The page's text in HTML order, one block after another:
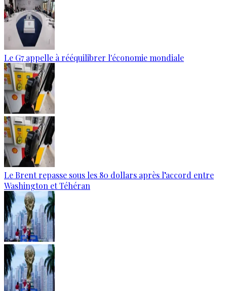
Le G7 appelle à rééquilibrer l'économie mondiale
Le Brent repasse sous les 80 dollars après l’accord entre
Washington et Téhéran